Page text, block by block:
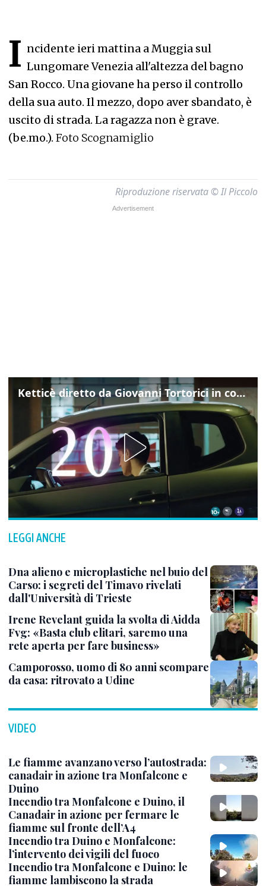
I ncidente ieri mattina a Muggia sul
Lungomare Venezia all'altezza del bagno
San Rocco. Una giovane ha perso il controllo
della sua auto. Il mezzo, dopo aver sbandato, è
uscito di strada. La ragazza non è grave.
(be.mo.). Foto Scognamiglio
Riproduzione riservata © Il Piccolo
Ketticè diretto da Giovanni Tortorici in concorso al Locarno Film Festival
LEGGI ANCHE
Dna alieno e microplastiche nel buio del
Carso: i segreti del Timavo rivelati
dall'Università di Trieste
Irene Revelant guida la svolta di Aidda
Fvg: «Basta club elitari, saremo una
rete aperta per fare business»
Camporosso, uomo di 80 anni scompare
da casa: ritrovato a Udine
VIDEO
Le fiamme avanzano verso l’autostrada:
canadair in azione tra Monfalcone e
Duino
Incendio tra Monfalcone e Duino, il
Canadair in azione per fermare le
fiamme sul fronte dell’A4
Incendio tra Duino e Monfalcone:
l’intervento dei vigili del fuoco
Incendio tra Monfalcone e Duino: le
fiamme lambiscono la strada